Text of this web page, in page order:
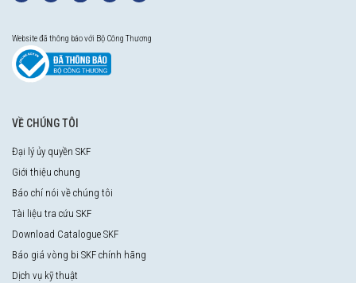
Website đã thông báo với Bộ Công Thương
VỀ CHÚNG TÔI
Đại lý ủy quyền SKF
Giới thiệu chung
Báo chí nói về chúng tôi
Tài liệu tra cứu SKF
Download Catalogue SKF
Báo giá vòng bi SKF chính hãng
Dịch vụ kỹ thuật